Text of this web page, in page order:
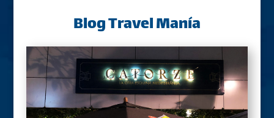
Blog Travel Manía